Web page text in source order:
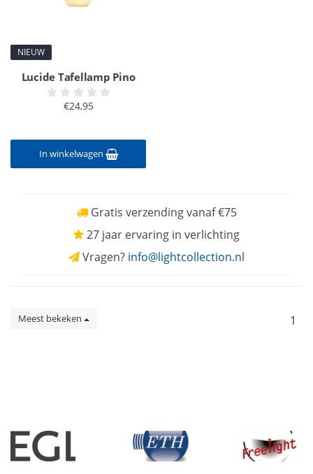
NIEUW
Lucide Tafellamp Pino
€24,95
In winkelwagen
Gratis verzending vanaf €75
27 jaar ervaring in verlichting
Vragen? info@lightcollection.nl
Meest bekeken 1